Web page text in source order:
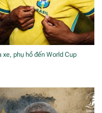
xe, phụ hồ đến World Cup